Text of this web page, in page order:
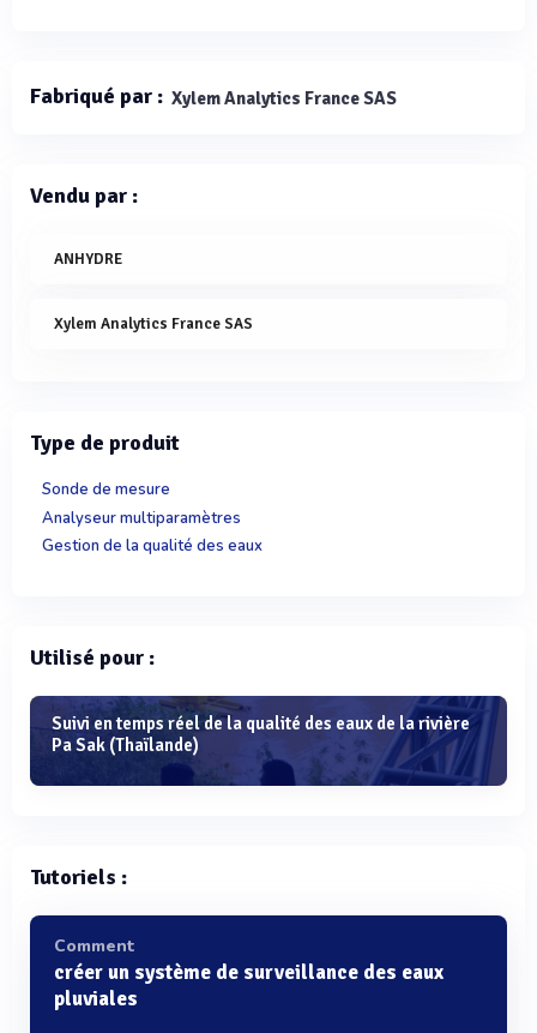
Fabriqué par : Xylem Analytics France SAS
Vendu par :
ANHYDRE
Xylem Analytics France SAS
Type de produit
Sonde de mesure
Analyseur multiparamètres
Gestion de la qualité des eaux
Utilisé pour :
Suivi en temps réel de la qualité des eaux de la rivière
Pa Sak (Thaïlande)
Tutoriels :
Comment
créer un système de surveillance des eaux
pluviales